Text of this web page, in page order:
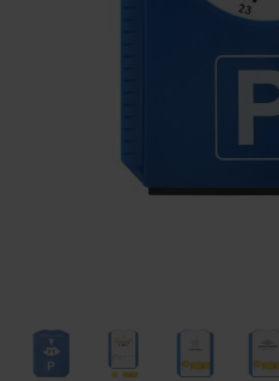
Outdoor & Vrije Tijd
Gezondheid & Verzorging